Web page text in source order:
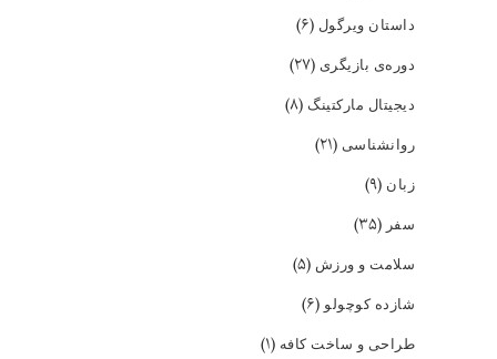
داستان ویرگول (۶)
دوره‌ی بازیگری (۲۷)
دیجیتال مارکتینگ (۸)
روانشناسی (۲۱)
زبان (۹)
سفر (۳۵)
سلامت و ورزش (۵)
شازده کوچولو (۶)
طراحی و ساخت کافه (۱)